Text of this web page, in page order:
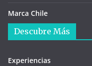
Marca Chile
Descubre Más
Experiencias